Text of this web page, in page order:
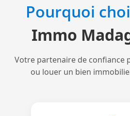
Pourquoi
Immo
Votre partenaire de confiance
ou louer un bien